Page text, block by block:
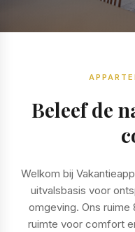
Beleef de
Welkom bij
uitvalsbasis voor
omgeving. Ons
ruimte voor comfort